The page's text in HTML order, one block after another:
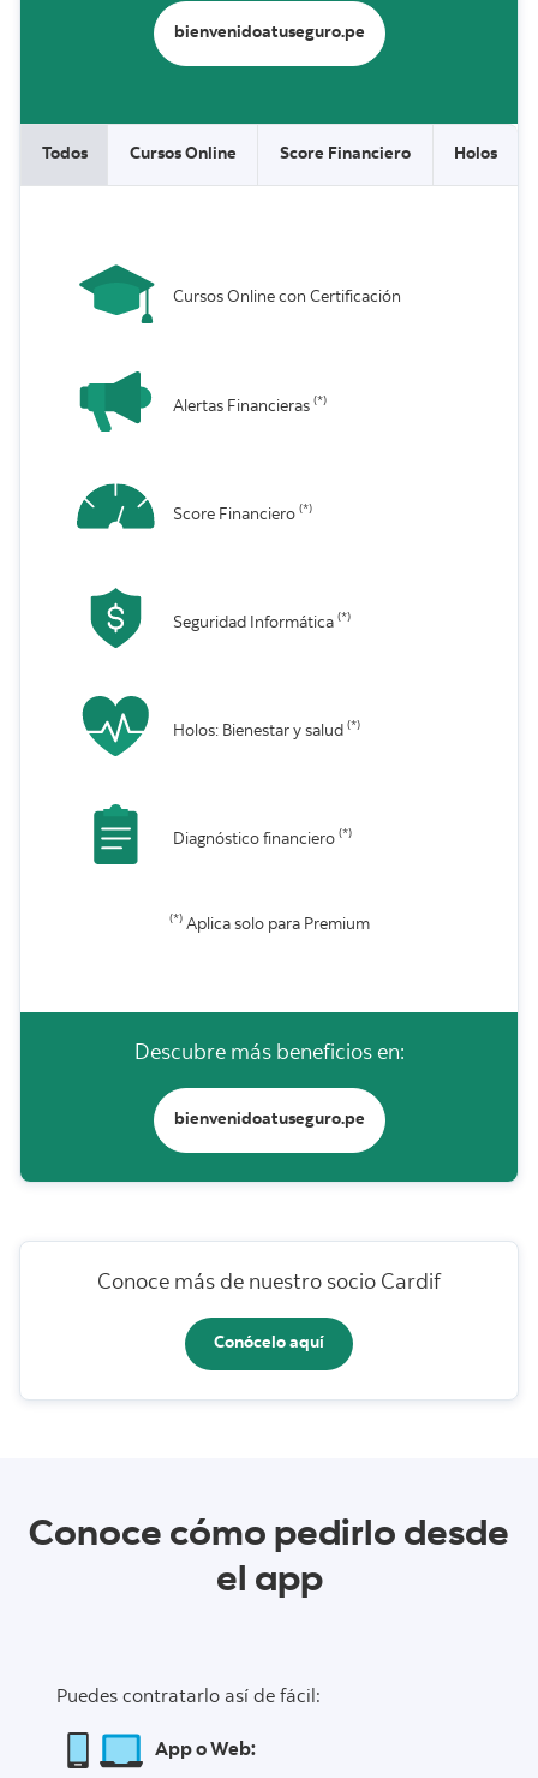
bienvenidoatuseguro.pe
Todos Cursos Online Score Financiero Holos
Cursos Online con Certificación
Alertas Financieras(*)
Score Financiero(*)
Seguridad Informática(*)
Holos: Bienestar y salud(*)
Diagnóstico financiero(*)
(*)Aplica solo para Premium
Descubre más beneficios en:
bienvenidoatuseguro.pe
Conoce más de nuestro socio Cardif
Conócelo aquí
Conoce cómo pedirlo desde
el app
Puedes contratarlo así de fácil:
App o Web: